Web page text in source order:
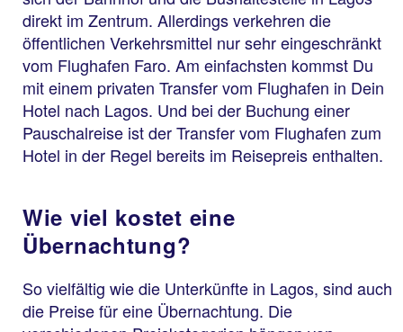
direkt im Zentrum. Allerdings verkehren die
öffentlichen Verkehrsmittel nur sehr eingeschränkt
vom Flughafen Faro. Am einfachsten kommst Du
mit einem privaten Transfer vom Flughafen in Dein
Hotel nach Lagos. Und bei der Buchung einer
Pauschalreise ist der Transfer vom Flughafen zum
Hotel in der Regel bereits im Reisepreis enthalten.
Wie viel kostet eine
Übernachtung?
So vielfältig wie die Unterkünfte in Lagos, sind auch
die Preise für eine Übernachtung. Die